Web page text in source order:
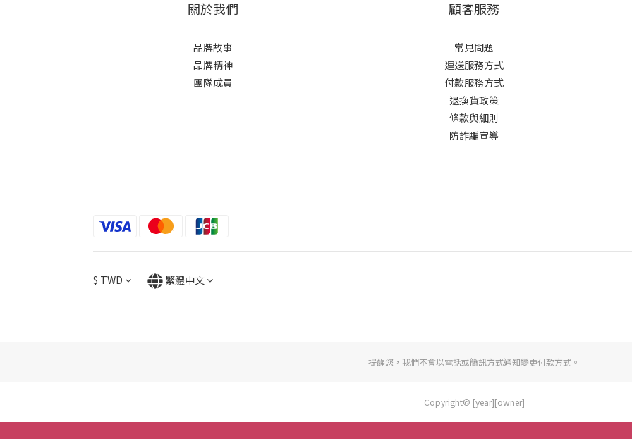
關於我們
品牌故事
品牌精神
團隊成員
顧客服務
常見問題
運送服務方式
付款服務方式
退換貨政策
條款與細則
防詐騙宣導
$ TWD 繁體中文
提醒您，我們不會以電話或簡訊方式通知變更付款方式。
Copyright© [year][owner]